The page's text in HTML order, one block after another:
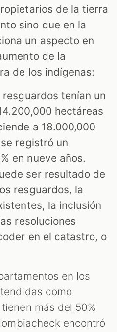
de la tierra
sino que en la
un aspecto en
de la
de los indígenas:
resguardos tenían un
hectáreas
a 18.000,000
registró un
en nueve años.
ser resultado de
resguardos, la
la inclusión
resoluciones
en el catastro, o
en los
como
más del 50%
encontró